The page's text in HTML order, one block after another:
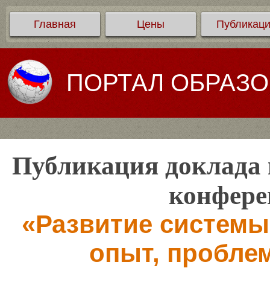
Главная Цены
ПОРТАЛ
Публикация доклада
«Развитие
опыт,